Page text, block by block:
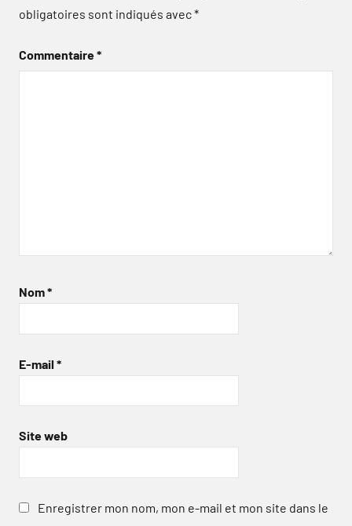
obligatoires sont indiqués avec*
Commentaire*
Nom*
E-mail *
Site web
Enregistrer mon nom, mon e-mail et mon site dans le